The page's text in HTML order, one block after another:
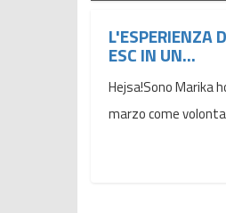
L'ESPERIENZA
ESC IN UN...
Hejsa!Sono Marika
marzo come